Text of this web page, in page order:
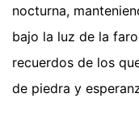
nocturna,
bajo la luz de la
recuerdos de los
de piedra y